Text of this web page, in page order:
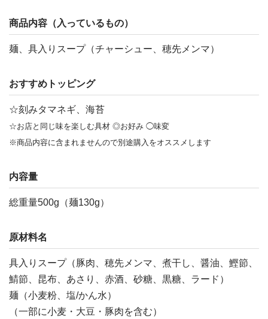
商品内容（入っているもの）
麺、具入りスープ（チャーシュー、穂先メンマ）
おすすめトッピング
☆刻みタマネギ、海苔
☆お店と同じ味を楽しむ具材 ◎お好み ◯味変
※商品内容に含まれませんので別途購入をオススメします
内容量
総重量500g（麺130g）
原材料名
具入りスープ（豚肉、穂先メンマ、煮干し、醤油、鰹節、
鯖節、昆布、あさり、赤酒、砂糖、黒糖、ラード）
麺（小麦粉、塩/かん水）
（一部に小麦・大豆・豚肉を含む）